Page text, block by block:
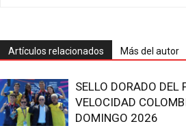
Artículos relacionados Más del autor
SELLO DORADO DEL
VELOCIDAD
DOMINGO 2026